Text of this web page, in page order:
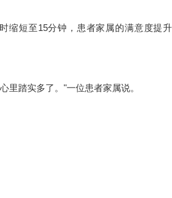
缩短至15分钟，患者家属的满意度提
里踏实多了。"一位患者家属说。